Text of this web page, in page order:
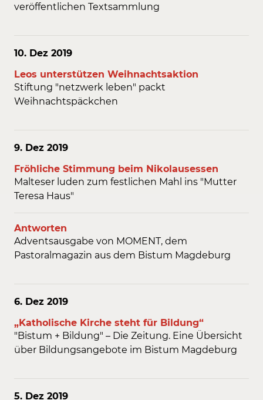
veröffentlichen Textsammlung
10. Dez 2019
Leos unterstützen Weihnachtsaktion
Stiftung "netzwerk leben" packt
Weihnachtspäckchen
9. Dez 2019
Fröhliche Stimmung beim Nikolausessen
Malteser luden zum festlichen Mahl ins "Mutter
Teresa Haus"
Antworten
Adventsausgabe von MOMENT, dem
Pastoralmagazin aus dem Bistum Magdeburg
6. Dez 2019
„Katholische Kirche steht für Bildung“
"Bistum + Bildung" – Die Zeitung. Eine Übersicht
über Bildungsangebote im Bistum Magdeburg
5. Dez 2019